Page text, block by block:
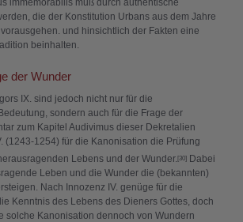
immemorabilis muß durch authentische
die der Konstitution Urbans aus dem Jahre
und hinsichtlich der Fakten eine
beinhalten.
der Wunder
IX. sind jedoch nicht nur für die
sondern auch für die Frage der
zum Kapitel Audivimus dieser Dekretalien
(1243-1254) für die Kanonisation die Prüfung
Lebens und der Wunder.[30] Dabei
Leben und die Wunder die (bekannten)
Nach Innozenz IV. genüge für die
Kenntnis des Lebens des Dieners Gottes, doch
solche Kanonisation dennoch von Wundern